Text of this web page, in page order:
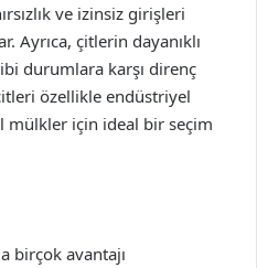
ve izinsiz girişleri
Ayrıca, çitlerin dayanıklı
durumlara karşı direnç
özellikle endüstriyel
mülkler için ideal bir seçim
birçok avantajı